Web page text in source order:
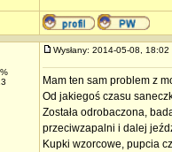
Wysłany: 2014-05-08, 18:02
Mam ten sam problem z
Od jakiegoś czasu
Została odrobaczona,
przeciwzapalni i dalej
Kupki wzorcowe, pupcia